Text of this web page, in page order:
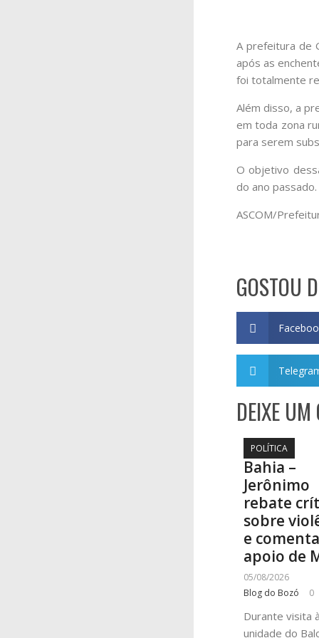
A prefeitura de
após as
foi totalmente
Além disso, a
em toda zona
para serem
O objetivo
do ano passado.
ASCOM/
GOSTOU
DEIXE
POLÍTICA
Bahia –
Jerônimo
rebate
sobre
e comenta
apoio de
05/08/2026
Blog do Bozó
0
Durante visita
unidade do